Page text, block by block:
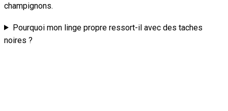
champignons.
Pourquoi mon linge propre ressort-il avec des taches
noires ?